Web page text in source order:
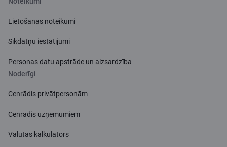
Lietošanas noteikumi
Sīkdatņu iestatījumi
Personas datu apstrāde un aizsardzība
Noderīgi
Cenrādis privātpersonām
Cenrādis uzņēmumiem
Valūtas kalkulators